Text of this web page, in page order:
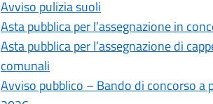
Avviso pulizia suoli
Asta pubblica per l’assegnazione in
Asta pubblica per l’assegnazione di
comunali
Avviso pubblico – Bando di concorso a